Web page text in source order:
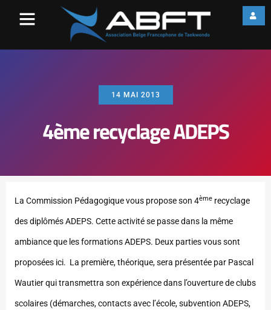
14 MAI 2013
4ème recyclage ADEPS
La Commission Pédagogique vous propose son 4ème recyclage
des diplômés ADEPS. Cette activité se passe dans la même
ambiance que les formations ADEPS. Deux parties vous sont
proposées ici. La première, théorique, sera présentée par Pascal
Wautier qui transmettra son expérience dans l’ouverture de clubs
scolaires (démarches, contacts avec l’école, subvention ADEPS,